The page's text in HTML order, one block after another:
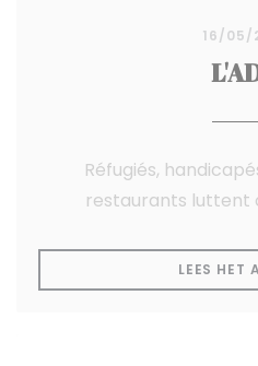
16/05/
Réfugiés,
restaurants luttent
LEES HET